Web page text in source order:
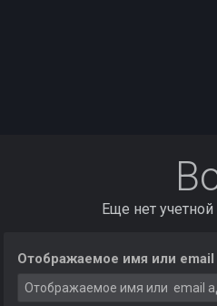
Еще нет учетной
Отображаемое имя или